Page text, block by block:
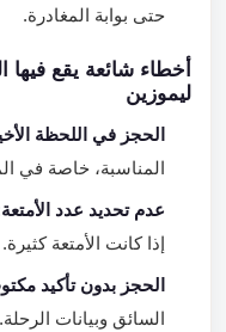
حتى بوابة المغادرة.
أخطاء شائعة يقع
ليموزين
الحجز في اللحظة
المناسبة، خاصة في
عدم تحديد عدد الأمتعة:
إذا كانت الأمتعة كثيرة.
الحجز بدون تأكيد
السائق وبيانات الرحلة.